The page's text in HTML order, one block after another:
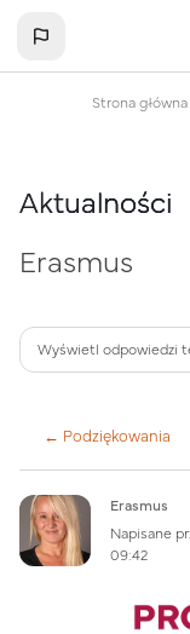
Strona główna
Aktualności
Erasmus
← Podziękowania
Erasmus
Napisane
09:42
Liczba